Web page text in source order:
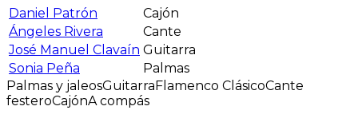
Daniel Patrón
Cajón
Ángeles Rivera
Cante
José Manuel Clavaín Guitarra
Sonia Peña
Palmas
Palmas y jaleosGuitarraFlamenco ClásicoCante
festeroCajónA compás